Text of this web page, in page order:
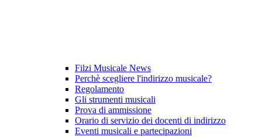
Filzi Musicale News
Perchè scegliere l'indirizzo musicale?
Regolamento
Gli strumenti musicali
Prova di ammissione
Orario di servizio dei docenti di indirizzo
Eventi musicali e partecipazioni